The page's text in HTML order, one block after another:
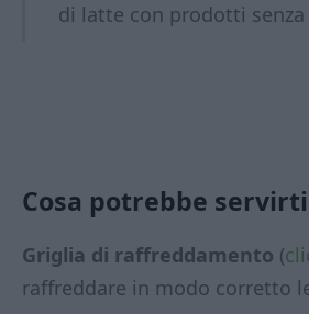
di latte con prodotti
Cosa potrebbe servirti
Griglia di raffreddamento (
raffreddare in modo corretto